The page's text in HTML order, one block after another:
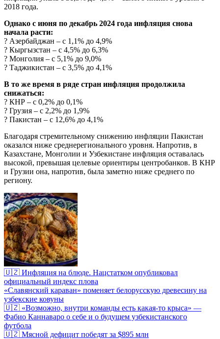
2018 года.
Однако с июня по декабрь 2024 года инфляция снова
начала расти:
? Азербайджан – с 1,1% до 4,9%
? Кыргызстан – с 4,5% до 6,3%
? Монголия – с 5,1% до 9,0%
? Таджикистан – с 3,5% до 4,1%
В то же время в ряде стран инфляция продолжила
снижаться:
? КНР – с 0,2% до 0,1%
? Грузия – с 2,2% до 1,9%
? Пакистан – с 12,6% до 4,1%
Благодаря стремительному снижению инфляции Пакистан
оказался ниже среднерегионального уровня. Напротив, в
Казахстане, Монголии и Узбекистане инфляция оставалась
высокой, превышая целевые ориентиры центробанков. В КНР
и Грузии она, напротив, была заметно ниже среднего по
региону.
🇺🇿 Инфляция на блюде. Нацстатком опубликовал
официальный индекс плова
«Славянский караван» поменяет белорусскую древесину на
узбекские ковуны
🇺🇿 «Возможно, внутри команды есть какая-то крыса» —
Фабио Каннаваро о себе и о будущем узбекистанского
футбола
🇺🇿 Мясной дефицит победят за $895 млн